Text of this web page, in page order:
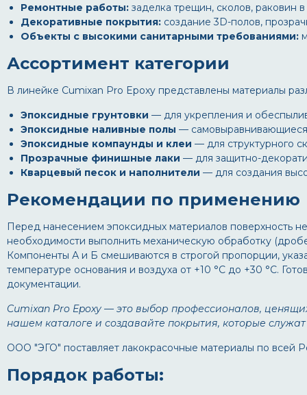
Ремонтные работы: заделка трещин, сколов, раковин
Декоративные покрытия: создание 3D-полов,
Объекты с высокими санитарными требованиями:
Ассортимент категории
В линейке Cumixan Pro Epoxy представлены материалы
Эпоксидные грунтовки — для укрепления и
Эпоксидные наливные полы — самовыравнивающиеся
Эпоксидные компаунды и клеи — для структурного
Прозрачные финишные лаки — для защитно-
Кварцевый песок и наполнители — для создания
Рекомендации по применению
Перед нанесением эпоксидных материалов поверхность
необходимости выполнить механическую обработку
Компоненты А и Б смешиваются в строгой пропорции,
температуре основания и воздуха от +10 °C до +30 °C.
документации.
Cumixan Pro Epoxy — это выбор профессионалов,
нашем каталоге и создавайте покрытия, которые
ООО "ЭГО" поставляет лакокрасочные материалы по всей
Порядок работы: